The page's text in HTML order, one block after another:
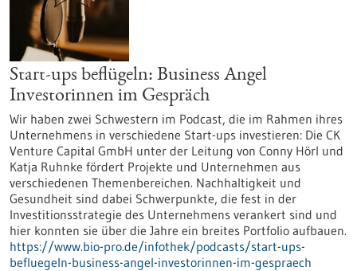
Start-ups beflügeln: Business Angel
Investorinnen im Gespräch
Wir haben zwei Schwestern im Podcast, die im Rahmen ihres
Unternehmens in verschiedene Start-ups investieren: Die CK
Venture Capital GmbH unter der Leitung von Conny Hörl und
Katja Ruhnke fördert Projekte und Unternehmen aus
verschiedenen Themenbereichen. Nachhaltigkeit und
Gesundheit sind dabei Schwerpunkte, die fest in der
Investitionsstrategie des Unternehmens verankert sind und
hier konnten sie über die Jahre ein breites Portfolio aufbauen.
https://www.bio-pro.de/infothek/podcasts/start-ups-
befluegeln-business-angel-investorinnen-im-gespraech